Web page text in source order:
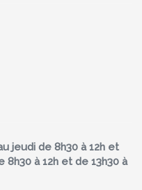
jeudi de 8h30 à 12h et
8h30 à 12h et de 13h30 à